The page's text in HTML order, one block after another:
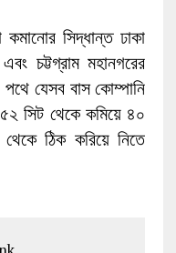
সিদ্ধান্ত ঢাকা
চট্টগ্রাম মহানগরের
যেসব বাস কোম্পানি
সিট থেকে কমিয়ে ৪০
ঠিক করিয়ে নিতে